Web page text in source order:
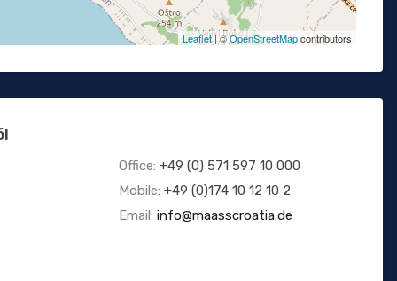
Leaflet| ©OpenStreetMapcontributors
Office: +49 (0) 571 597 10 000
Mobile: +49 (0)174 10 12 10 2
Email: info@maasscroatia.de